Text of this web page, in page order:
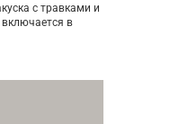
с травками и
в